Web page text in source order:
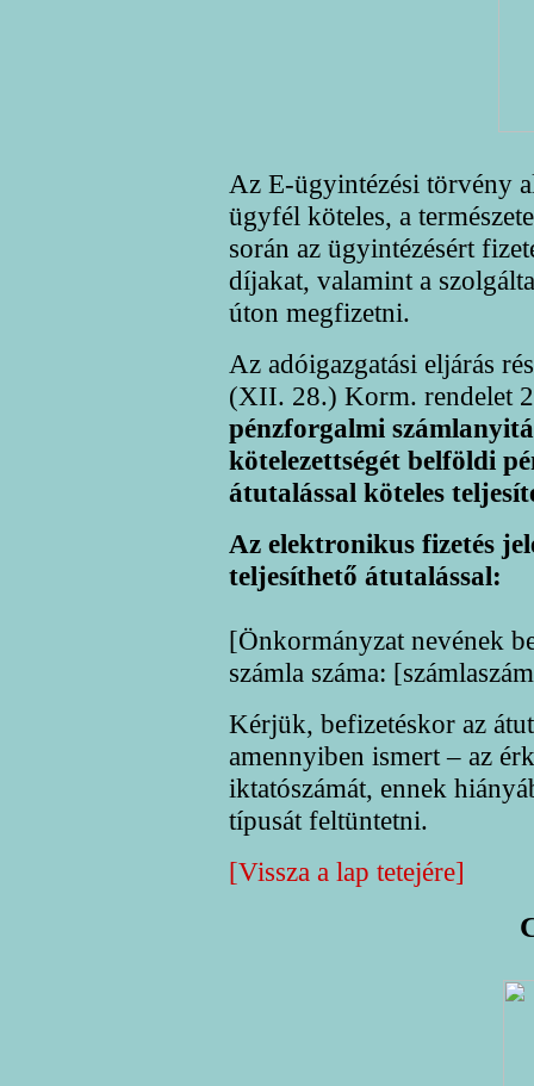
Az E-ügyintézési törvény
ügyfél köteles, a
során az ügyintézésért
díjakat, valamint a
úton megfizetni.
Az adóigazgatási eljárás
(XII. 28.) Korm. rendelet
pénzforgalmi
kötelezettségét belföldi
átutalással köteles
Az elektronikus fizetés
teljesíthető átutalással:
[Önkormányzat nevének
számla száma:
Kérjük, befizetéskor az
amennyiben ismert – az
iktatószámát, ennek
típusát feltüntetni.
[Vissza a lap tetejére]